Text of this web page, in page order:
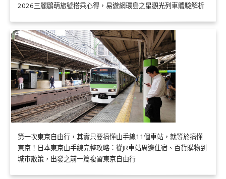
2026三麗鷗萌旅號搭乘心得，易遊網環島之星觀光列車體驗解析
第一次東京自由行，其實只要搞懂山手線11個車站，就等於搞懂
東京！日本東京山手線完整攻略：從JR車站周邊住宿、百貨購物到
城市散策，出發之前一篇複習東京自由行